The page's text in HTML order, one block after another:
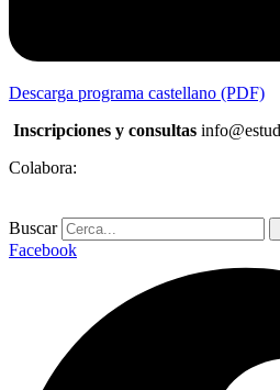
Descarga programa castellano (PDF)
Inscripciones y consultas
Colabora:
Buscar
Facebook